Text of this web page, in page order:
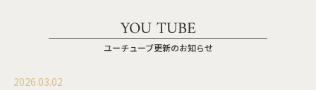
YOU TUBE
ユーチューブ更新のお知らせ
2026.03.02